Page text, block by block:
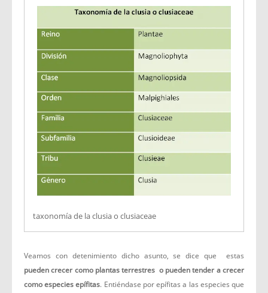
taxonomía de la clusia o clusiaceae
Veamos con detenimiento dicho asunto, se dice que estas
pueden crecer como plantas terrestres o pueden tender a crecer
como especies epífitas. Entiéndase por epífitas a las especies que